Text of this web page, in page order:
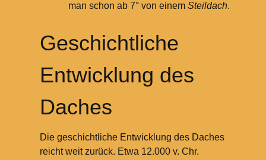
man schon ab 7° von einem Steildach.
Geschichtliche
Entwicklung des
Daches
Die geschichtliche Entwicklung des Daches
reicht weit zurück. Etwa 12.000 v. Chr.